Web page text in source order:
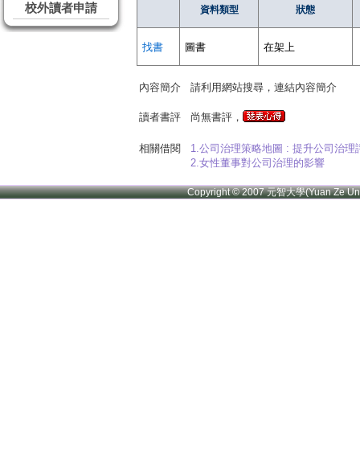
校外讀者申請
資料類型 狀態
找書 圖書 在架上
內容簡介 請利用網站搜尋，連結內容簡介
讀者書評 尚無書評，
相關借閱
1.公司治理策略地圖 : 提升公司治理
2.女性董事對公司治理的影響
Copyright © 2007 元智大學(Yuan Ze